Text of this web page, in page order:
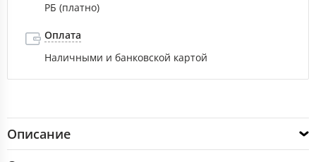
РБ (платно)
Оплата
Наличными и банковской картой
Описание